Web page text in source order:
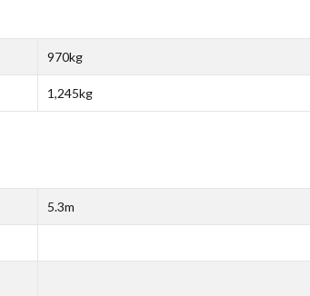
970kg
1,245kg
5.3m